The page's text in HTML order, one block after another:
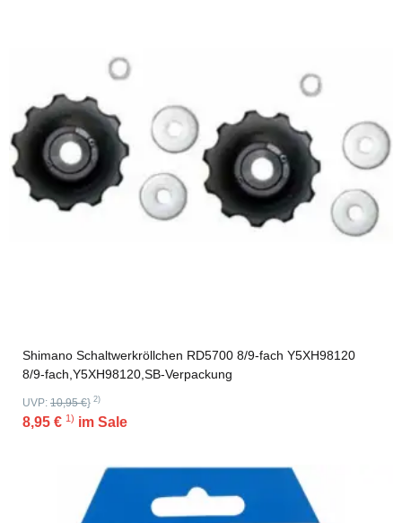
Shimano Schaltwerkröllchen RD5700 8/9-fach Y5XH98120
8/9-fach,Y5XH98120,SB-Verpackung
UVP: 10,95 €} 2)
8,95 € 1) im Sale